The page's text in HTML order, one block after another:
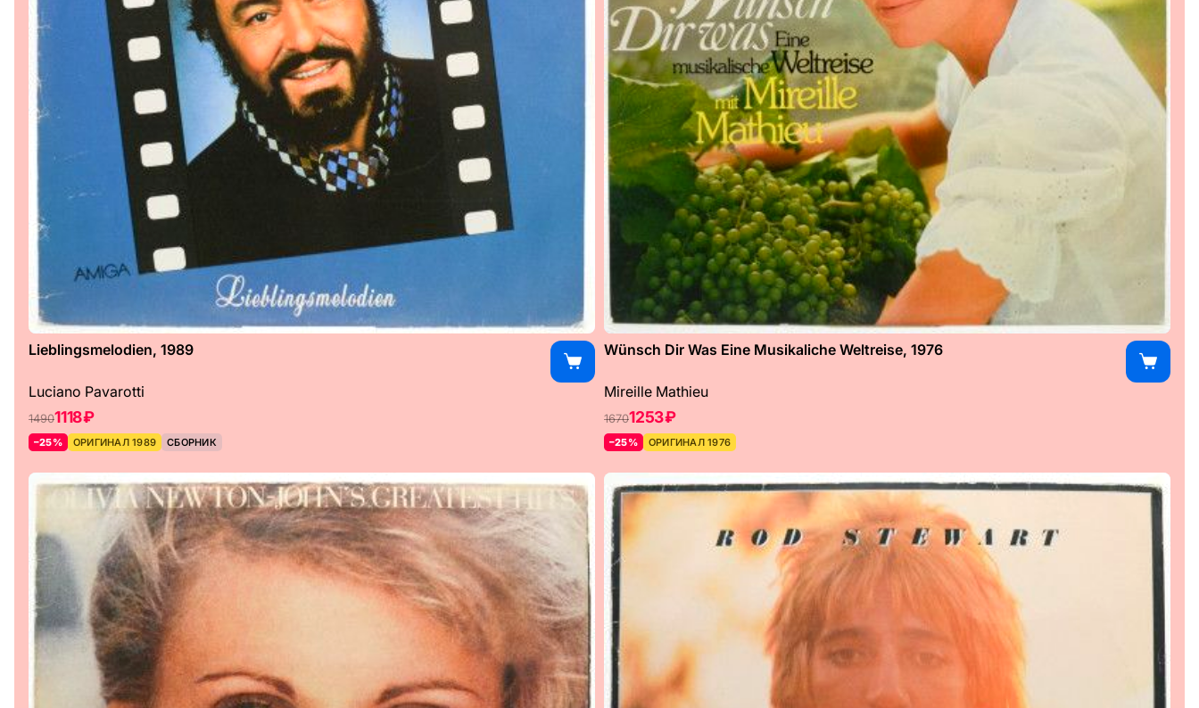
Lieblingsmelodien, 1989
Luciano Pavarotti
14901118 ₽
–25% ОРИГИНАЛ 1989 СБОРНИК
Wünsch Dir Was Eine Musikaliche Weltreise, 1976
Mireille Mathieu
16701253 ₽
–25% ОРИГИНАЛ 1976